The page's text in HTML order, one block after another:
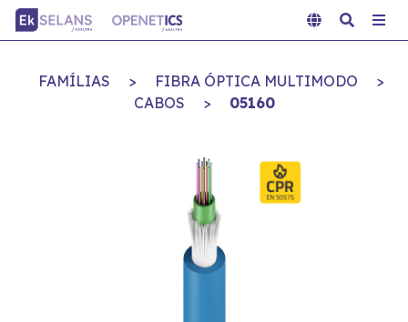
FAMÍLIAS > FIBRA ÓPTICA MULTIMODO
>
CABOS
> 05160